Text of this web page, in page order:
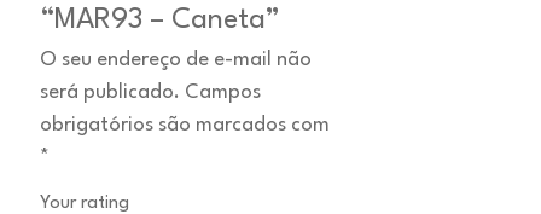
“MAR93 – Caneta”
O seu endereço de e-mail não
será publicado. Campos
obrigatórios são marcados com
*
Your rating